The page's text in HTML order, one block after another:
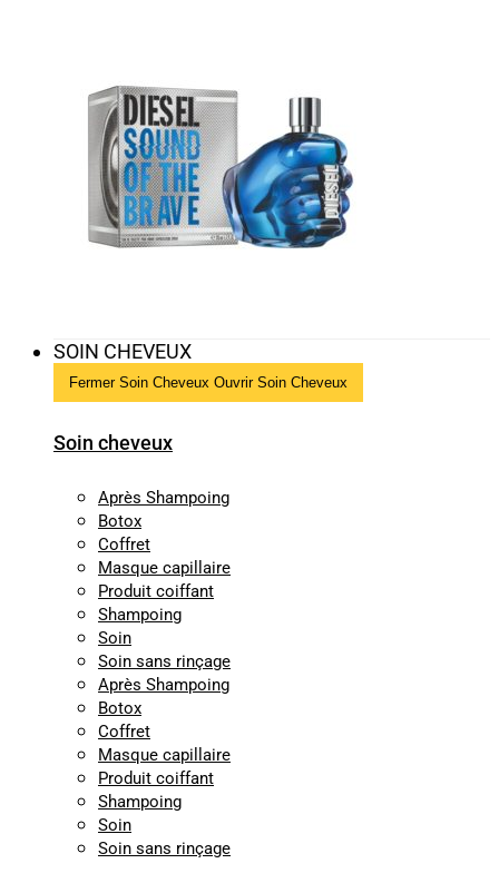
SOIN CHEVEUX
Fermer Soin Cheveux Ouvrir Soin Cheveux
Soin cheveux
Après Shampoing
Botox
Coffret
Masque capillaire
Produit coiffant
Shampoing
Soin
Soin sans rinçage
Après Shampoing
Botox
Coffret
Masque capillaire
Produit coiffant
Shampoing
Soin
Soin sans rinçage